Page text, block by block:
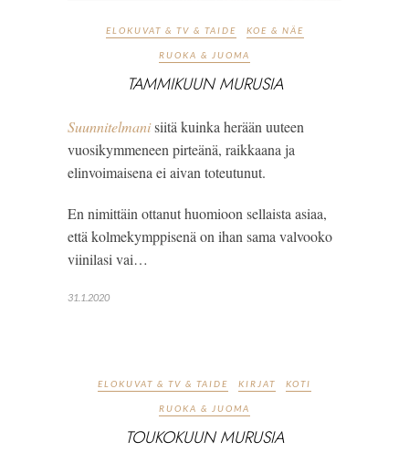
ELOKUVAT & TV & TAIDE KOE & NÄE
RUOKA & JUOMA
TAMMIKUUN MURUSIA
Suunnitelmani siitä kuinka herään uuteen
vuosikymmeneen pirteänä, raikkaana ja
elinvoimaisena ei aivan toteutunut.
En nimittäin ottanut huomioon sellaista asiaa,
että kolmekymppisenä on ihan sama valvooko
viinilasi vai…
31.1.2020
ELOKUVAT & TV & TAIDE KIRJAT KOTI
RUOKA & JUOMA
TOUKOKUUN MURUSIA